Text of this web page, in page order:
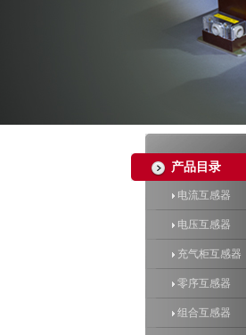
产品目录
电流互感器
电压互感器
充气柜互感器
零序互感器
组合互感器